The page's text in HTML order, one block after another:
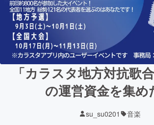
「カラスタ地方対抗歌
の運営資金を集め
su_su0201 音楽